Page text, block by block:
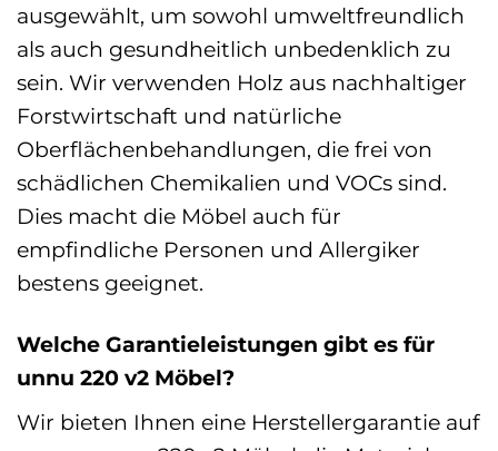
ausgewählt, um sowohl umweltfreundlich
als auch gesundheitlich unbedenklich zu
sein. Wir verwenden Holz aus nachhaltiger
Forstwirtschaft und natürliche
Oberflächenbehandlungen, die frei von
schädlichen Chemikalien und VOCs sind.
Dies macht die Möbel auch für
empfindliche Personen und Allergiker
bestens geeignet.
Welche Garantieleistungen gibt es für
unnu 220 v2 Möbel?
Wir bieten Ihnen eine Herstellergarantie auf